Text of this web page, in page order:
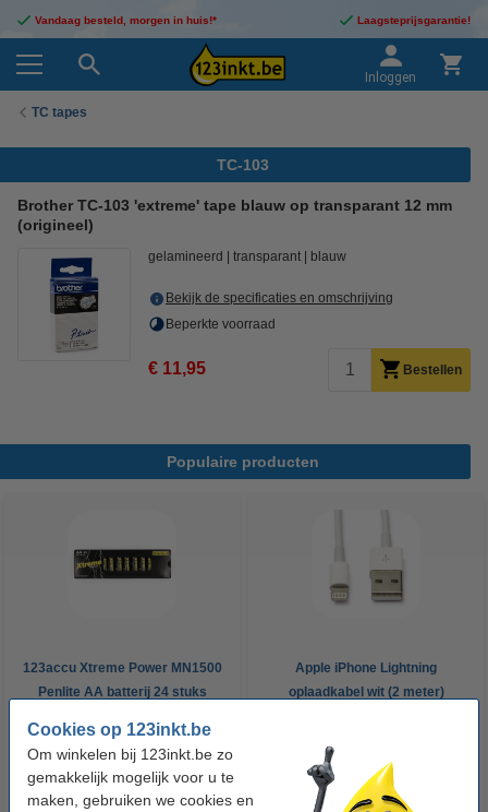
Cookies op 123inkt.be
Om winkelen bij 123inkt.be zo
gemakkelijk mogelijk voor u te
maken, gebruiken we cookies en
Vandaag besteld, morgen in huis!* Laagsteprijsgarantie!
Inloggen
TC tapes
TC-103
Brother TC-103 'extreme' tape blauw op transparant 12 mm
(origineel)
gelamineerd transparant blauw
Bekijk de specificaties en omschrijving
Beperkte voorraad
€ 11,95 Bestellen
Populaire producten
123accu Xtreme Power MN1500
Penlite AA batterij 24 stuks
Apple iPhone Lightning
oplaadkabel wit (2 meter)
€ 13,95